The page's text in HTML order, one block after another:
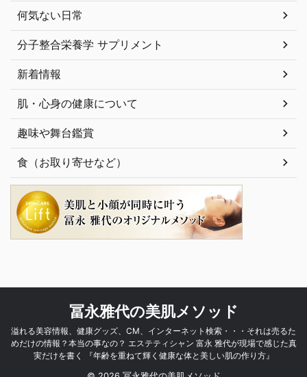
何気ない日常
分子整合栄養学 サプリメント
新着情報
肌・心身の健康について
趣味や舞台鑑賞
食（お取り寄せなど）
冨永雅代の美肌メソッド
溢れる美容情報、健康グッズ、CM、インターネット検索・・・それは売るた
めだけの情報？本当の事なの？ エステティシャン 富永 雅代が現場で感じた真
実だけを書く 『年齢を重ねて輝く健康な体と美しい肌の作り方』